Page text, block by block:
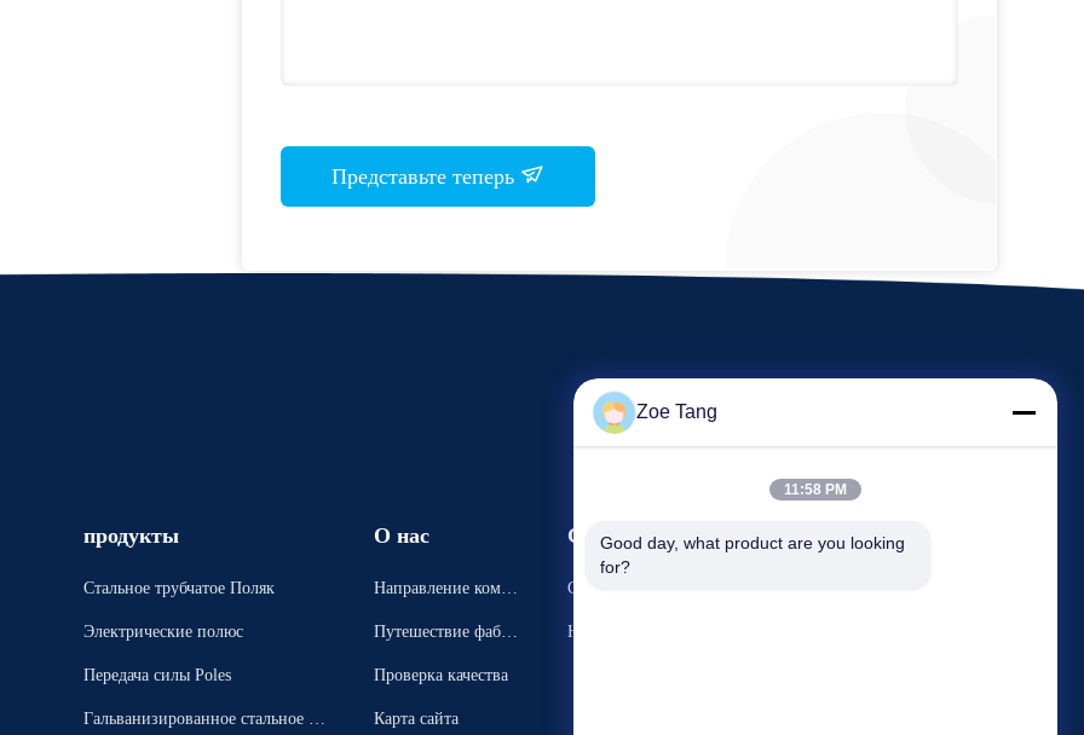
Представьте теперь
продукты
Стальное трубчатое Поляк
Электрические полюс
Передача силы Poles
Гальванизированное стальное П
О нас
Направление компа
Путешествие фабри
Проверка качества
Карта сайта
События
Случаи
Новости
Спросите цитату
Zoe Tang
11:58 PM
Good day, what product are you looking
for?